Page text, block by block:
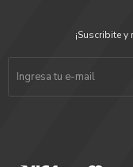
¡Suscribite